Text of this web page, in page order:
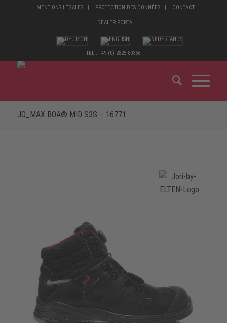
MENTIONS LÉGALES PROTECTION DES DONNÉES CONTACT
DEALER PORTAL
TEL.: +49 (0) 2825 80366
JO_MAX BOA® MID S3S – 16771